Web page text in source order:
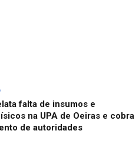
falta de insumos e
na UPA de Oeiras e cobra
de autoridades